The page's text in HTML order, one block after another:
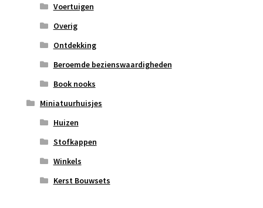
Voertuigen
Overig
Ontdekking
Beroemde bezienswaardigheden
Book nooks
Miniatuurhuisjes
Huizen
Stofkappen
Winkels
Kerst Bouwsets